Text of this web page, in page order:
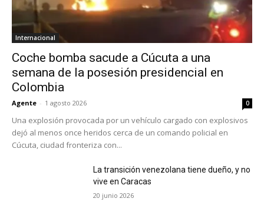
Internacional
Coche bomba sacude a Cúcuta a una
semana de la posesión presidencial en
Colombia
Agente - 1 agosto 2026 0
Una explosión provocada por un vehículo cargado con explosivos
dejó al menos once heridos cerca de un comando policial en
Cúcuta, ciudad fronteriza con...
La transición venezolana tiene dueño, y no
vive en Caracas
20 junio 2026